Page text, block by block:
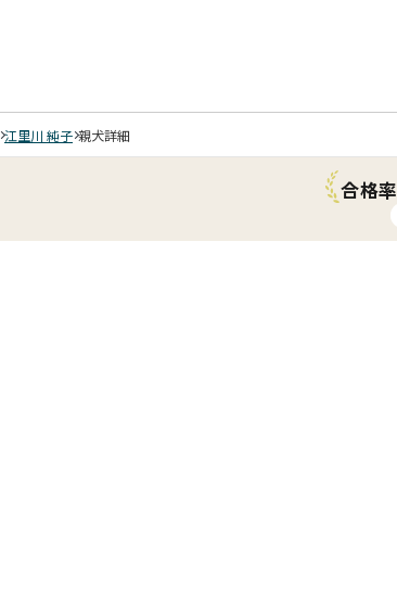
江里川 純子 親犬詳細
合格率